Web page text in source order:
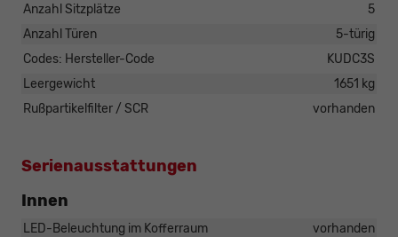
Anzahl Sitzplätze
5
Anzahl Türen
5-türig
Codes: Hersteller-Code
KUDC3S
Leergewicht
1651 kg
Rußpartikelfilter / SCR
vorhanden
Serienausstattungen
Innen
LED-Beleuchtung im Kofferraum
vorhanden